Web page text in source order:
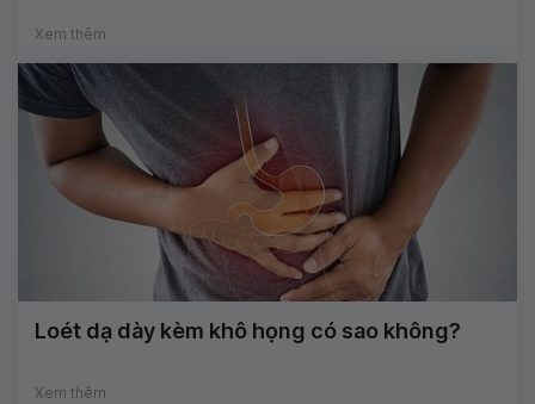
Xem thêm
Loét dạ dày kèm khô họng có sao không?
Xem thêm